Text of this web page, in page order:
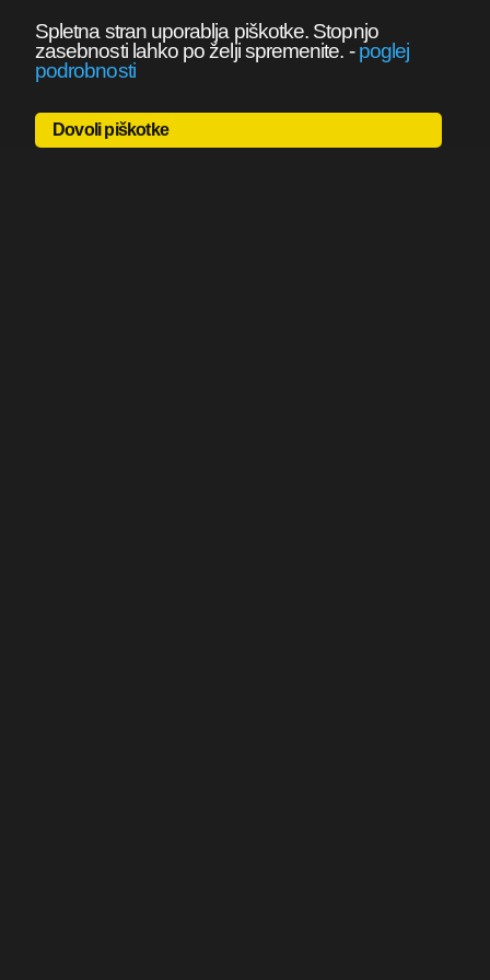
Spletna stran uporablja piškotke. Stopnjo
zasebnosti lahko po želji spremenite. -poglej
podrobnosti
Dovoli piškotke